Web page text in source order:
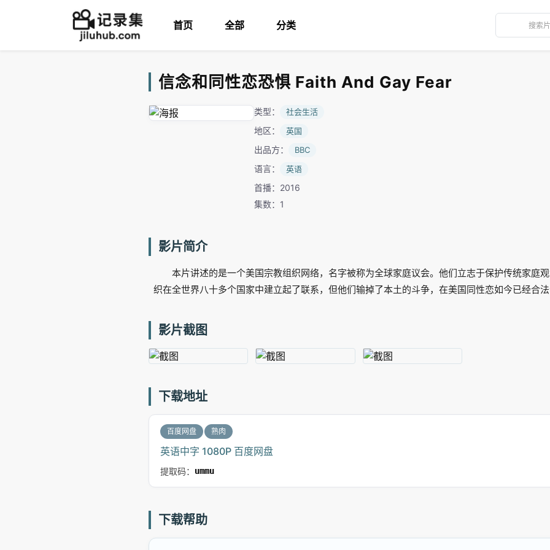
首页 全部 分类
信念和同性恋恐惧 Faith And Gay Fear
类型： 社会生活
地区： 英国
出品方： BBC
语言： 英语
首播：2016
集数：1
影片简介
本片讲述的是一个美国宗教组织网络，名字被称为全球家庭议会。他们立志于保护传统家庭
织在全世界八十多个国家中建立起了联系，但他们输掉了本土的斗争，在美国同性恋如今已经合
影片截图
下载地址
百度网盘 熟肉
英语中字 1080P 百度网盘
提取码： ummu
下载帮助